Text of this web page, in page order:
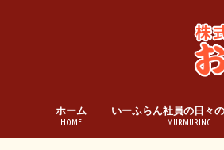
ホーム
HOME
いーふらん社員の日々
MURMURING